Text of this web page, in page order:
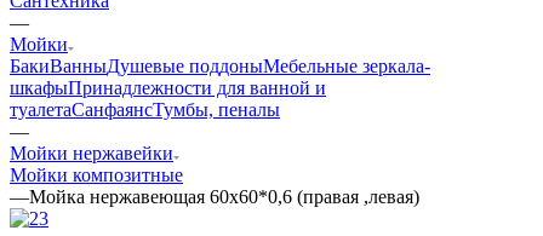
—
Мойки
БакиВанныДушевые поддоныМебельные зеркала-
шкафыПринадлежности для ванной и
туалетаСанфаянсТумбы, пеналы
—
Мойки нержавейки
Мойки композитные
—Мойка нержавеющая 60х60*0,6 (правая ,левая)